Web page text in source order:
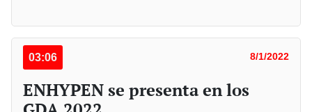
03:06 8/1/2022
ENHYPEN se presenta en los